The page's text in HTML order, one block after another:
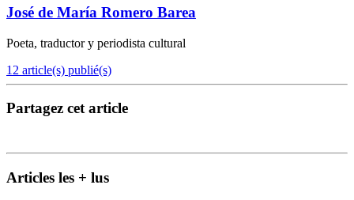
José de María Romero Barea
Poeta, traductor y periodista cultural
12 article(s) publié(s)
Partagez cet article
Articles les + lus